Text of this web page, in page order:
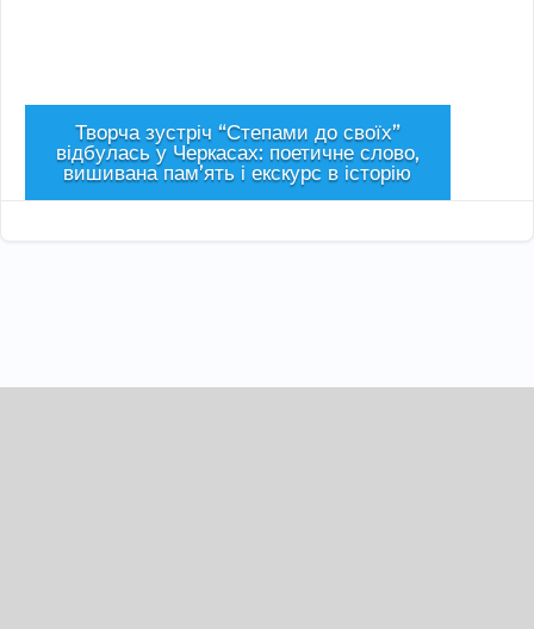
Творча зустріч “Степами до своїх”
відбулась у Черкасах: поетичне слово,
вишивана пам’ять і екскурс в історію